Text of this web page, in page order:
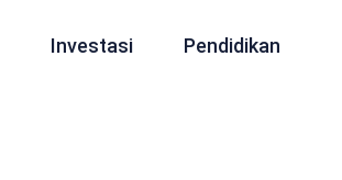
Investasi Pendidikan